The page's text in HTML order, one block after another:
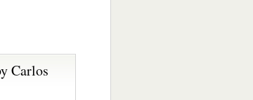
Carlos